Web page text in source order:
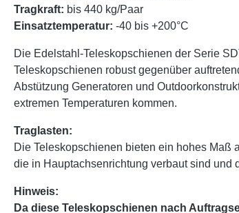
Tragkraft: bis 440 kg/Paar
Einsatztemperatur: -40 bis +200°C
Die Edelstahl-Teleskopschienen der Serie
Teleskopschienen robust gegenüber
Abstützung Generatoren und
extremen Temperaturen kommen.
Traglasten:
Die Teleskopschienen bieten ein hohes Maß
die in Hauptachsenrichtung verbaut sind
Hinweis:
Da diese Teleskopschienen nach